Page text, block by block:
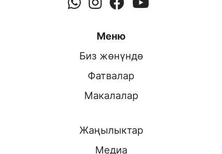
Меню
Биз жөнүндө
Фатвалар
Макалалар
Жаңылыктар
Медиа